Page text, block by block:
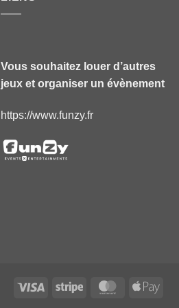
Vous souhaitez louer d’autres
jeux et organiser un évènement
https://www.funzy.fr
Visa Stripe MasterCardApple